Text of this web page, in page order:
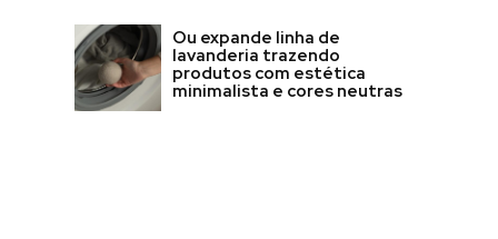
Ou expande linha de
lavanderia trazendo
produtos com estética
minimalista e cores neutras